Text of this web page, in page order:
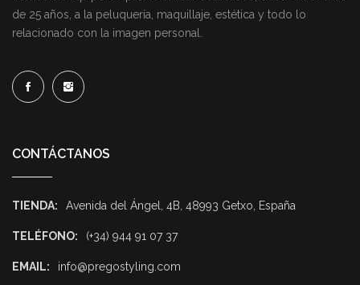
de 25 años, a la peluquería, maquillaje, estética y todo lo
relacionado con la imagen personal.
CONTÁCTANOS
TIENDA: Avenida del Ángel, 4B, 48993 Getxo, España
TELÉFONO: (+34) 944 91 07 37
EMAIL: info@pregostyling.com